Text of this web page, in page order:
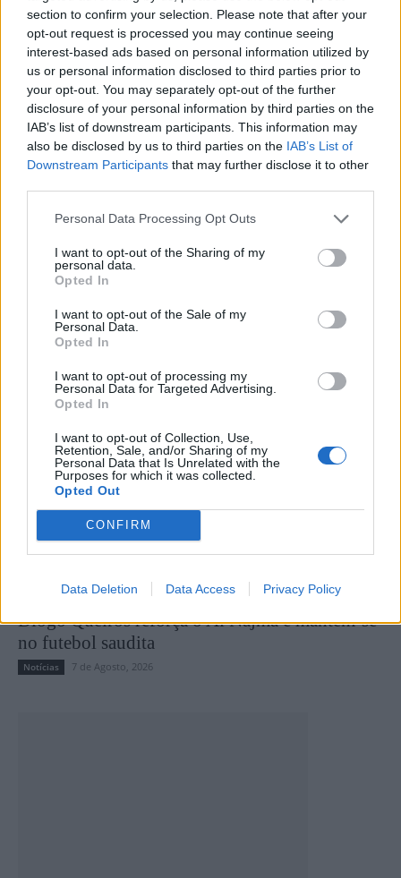
section to confirm your selection. Please note that after your
opt-out request is processed you may continue seeing
interest-based ads based on personal information utilized by
us or personal information disclosed to third parties prior to
your opt-out. You may separately opt-out of the further
disclosure of your personal information by third parties on the
IAB’s list of downstream participants. This information may
also be disclosed by us to third parties on the IAB’s List of
Downstream Participants that may further disclose it to other
Personal Data Processing Opt Outs
I want to opt-out of the Sharing of my
personal data.
Opted In
I want to opt-out of the Sale of my
Personal Data.
Opted In
I want to opt-out of processing my
Personal Data for Targeted Advertising.
Opted In
I want to opt-out of Collection, Use,
Retention, Sale, and/or Sharing of my
Personal Data that Is Unrelated with the
Purposes for which it was collected.
Opted Out
CONFIRM
Data Deletion Data Access Privacy Policy
Por Francisco Mendes
Artigo anterior
Futsal Sénior Masculino AFVR
– Liga de Prata
Próximo artigo
Vítor Gamito assegura a
manutenção do Rebordosa no
Últimas notícias
Diogo Queirós reforça o Al Najma e mantém-se
no futebol saudita
Notícias 7 de Agosto, 2026